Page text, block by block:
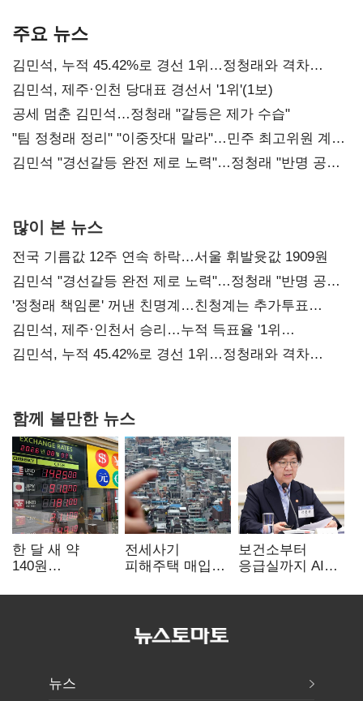
주요 뉴스
김민석, 누적 45.42%로 경선 1위…정청래와 격차
0.86%p(2보)
김민석, 제주·인천 당대표 경선서 '1위'(1보)
공세 멈춘 김민석…정청래 "갈등은 제가 수습"
"팀 정청래 정리" "이중잣대 말라"…민주 최고위원 계파
다툼 격화
김민석 "경선갈등 완전 제로 노력"…정청래 "반명 공세
많이 본 뉴스
전국 기름값 12주 연속 하락…서울 휘발윳값 1909원
김민석 "경선갈등 완전 제로 노력"…정청래 "반명 공세
사과부터"
'정청래 책임론' 꺼낸 친명계…친청계는 추가투표
때리기
김민석, 제주·인천서 승리…누적 득표율 '1위
탈환'(종합)
김민석, 누적 45.42%로 경선 1위…정청래와 격차
함께 볼만한 뉴스
한 달 새 약
140원
엔저'에 원화
전세사기
피해주택 매입
누적 피해자
보건소부터
응급실까지 AI
혁신 본격화
뉴스